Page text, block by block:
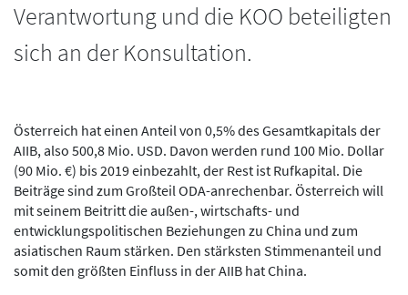
Verantwortung und die KOO beteiligten
sich an der Konsultation.
Österreich hat einen Anteil von 0,5% des Gesamtkapitals der
AIIB, also 500,8 Mio. USD. Davon werden rund 100 Mio. Dollar
(90 Mio. €) bis 2019 einbezahlt, der Rest ist Rufkapital. Die
Beiträge sind zum Großteil ODA-anrechenbar. Österreich will
mit seinem Beitritt die außen-, wirtschafts- und
entwicklungspolitischen Beziehungen zu China und zum
asiatischen Raum stärken. Den stärksten Stimmenanteil und
somit den größten Einfluss in der AIIB hat China.